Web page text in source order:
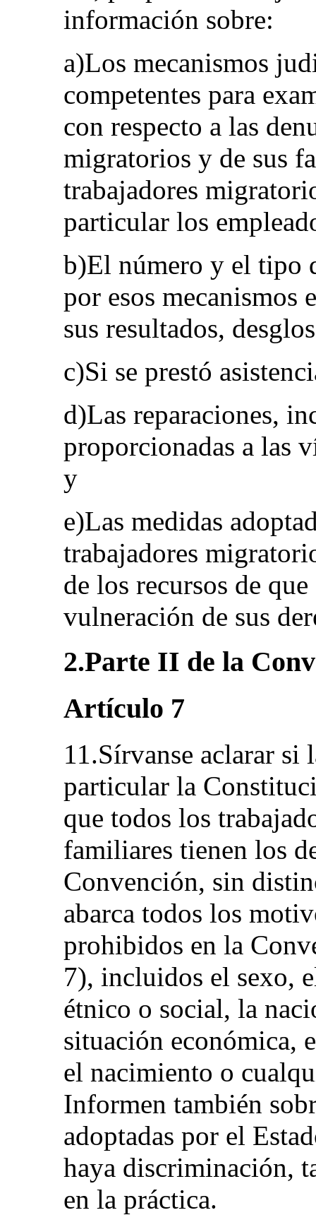
información sobre:
a)Los mecanismos
competentes para
con respecto a las
migratorios y de sus
trabajadores
particular los
b)El número y el tipo
por esos mecanismos
sus resultados,
c)Si se prestó
d)Las reparaciones,
proporcionadas a las
y
e)Las medidas
trabajadores
de los recursos de
vulneración de sus
2.Parte II de la
Artículo 7
11.Sírvanse aclarar si
particular la
que todos los
familiares tienen los
Convención, sin
abarca todos los
prohibidos en la
7), incluidos el sexo,
étnico o social, la
situación económica,
el nacimiento o
Informen también
adoptadas por el
haya discriminación,
en la práctica.